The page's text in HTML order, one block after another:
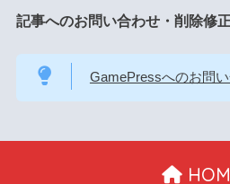
記事へのお問い合わせ・削除修
GamePressへのお問